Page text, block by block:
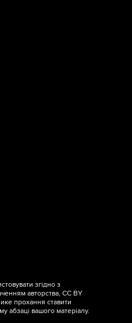
згідно з
авторства, CC BY
прохання ставити
абзаці вашого матеріалу.